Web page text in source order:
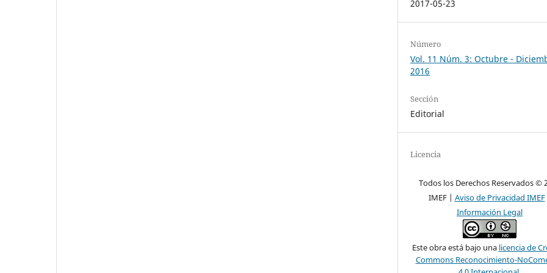
2017-05-23
Número
Vol. 11 Núm. 3: Octubre -
2016
Sección
Editorial
Licencia
Todos los Derechos Reservados ©
IMEF | Aviso de Privacidad IMEF
Información Legal
Este obra está bajo una licencia de
Commons Reconocimiento-